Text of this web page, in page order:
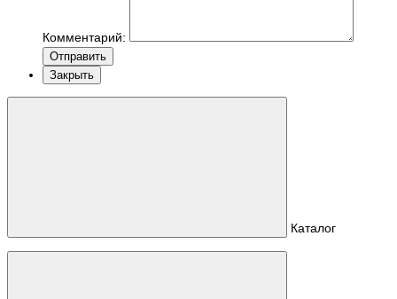
Комментарий:
Отправить
Закрыть
Каталог